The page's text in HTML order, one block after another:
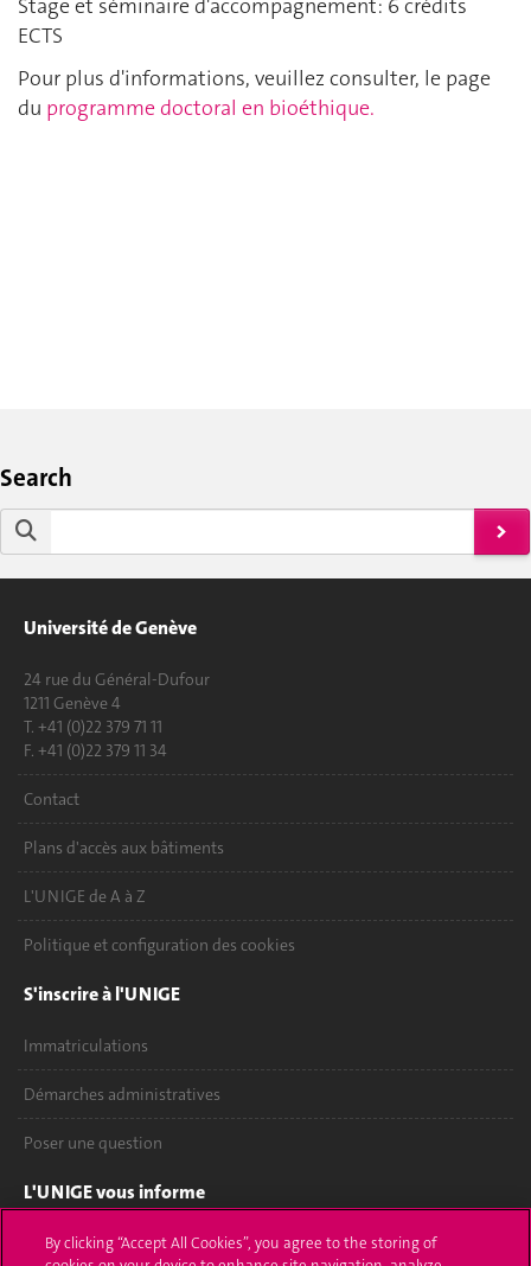
Stage et séminaire d'accompagnement: 6 crédits
ECTS
Pour plus d'informations, veuillez consulter, le page
du programme doctoral en bioéthique.
Search
Université de Genève
24 rue du Général-Dufour
1211 Genève 4
T. +41 (0)22 379 71 11
F. +41 (0)22 379 11 34
Contact
Plans d'accès aux bâtiments
L'UNIGE de A à Z
Politique et configuration des cookies
S'inscrire à l'UNIGE
Immatriculations
Démarches administratives
Poser une question
L'UNIGE vous informe
UNIGE Mobile
By clicking “Accept All Cookies”, you agree to the storing of